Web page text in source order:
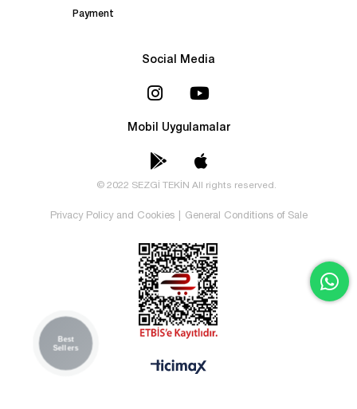
Payment
Social Media
Mobil Uygulamalar
© 2022 SEZGİ TEKİN All rights reserved.
Privacy Policy and Cookies General Conditions of Sale
Best
Sellers